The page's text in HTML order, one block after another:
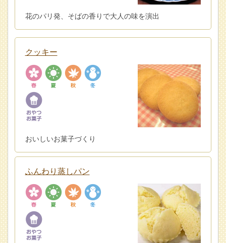
花のパリ発、そばの香りで大人の味を演出
クッキー
おいしいお菓子づくり
ふんわり蒸しパン